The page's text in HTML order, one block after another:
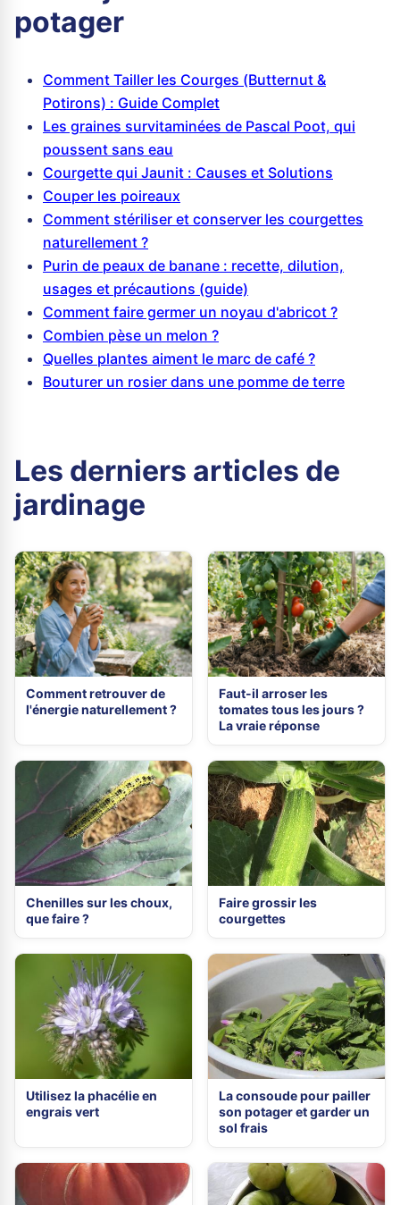
potager
Comment Tailler les Courges (Butternut &
Potirons) : Guide Complet
Les graines survitaminées de Pascal Poot, qui
poussent sans eau
Courgette qui Jaunit : Causes et Solutions
Couper les poireaux
Comment stériliser et conserver les courgettes
naturellement ?
Purin de peaux de banane : recette, dilution,
usages et précautions (guide)
Comment faire germer un noyau d'abricot ?
Combien pèse un melon ?
Quelles plantes aiment le marc de café ?
Bouturer un rosier dans une pomme de terre
Les derniers articles de
jardinage
Comment retrouver de
l'énergie naturellement ?
Faut-il arroser les
tomates tous les jours ?
La vraie réponse
Chenilles sur les choux,
que faire ?
Faire grossir les
courgettes
Utilisez la phacélie en
engrais vert
La consoude pour pailler
son potager et garder un
sol frais